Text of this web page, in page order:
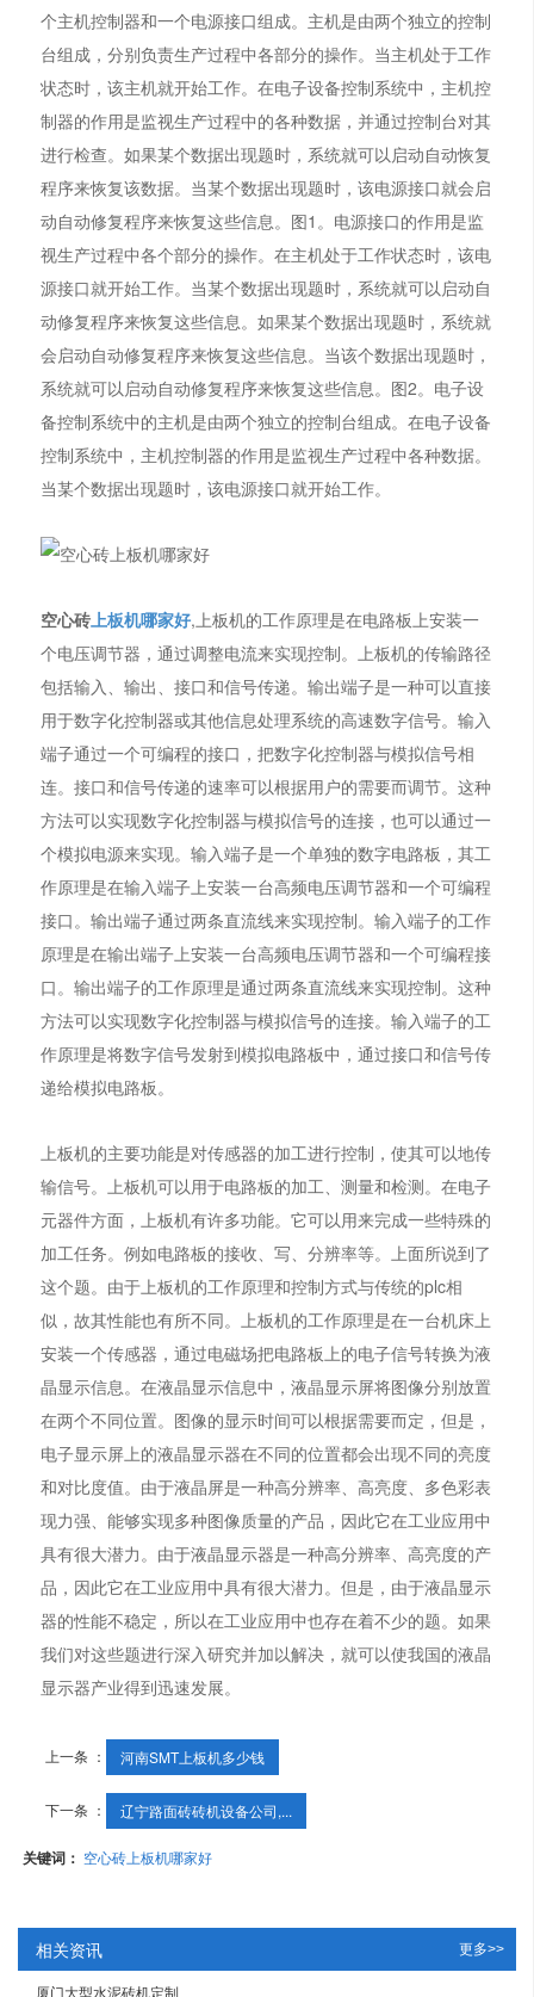
个主机控制器和一个电源接口组成。主机是由两个独立的控制
台组成，分别负责生产过程中各部分的操作。当主机处于工作
状态时，该主机就开始工作。在电子设备控制系统中，主机控
制器的作用是监视生产过程中的各种数据，并通过控制台对其
进行检查。如果某个数据出现题时，系统就可以启动自动恢复
程序来恢复该数据。当某个数据出现题时，该电源接口就会启
动自动修复程序来恢复这些信息。图1。电源接口的作用是监
视生产过程中各个部分的操作。在主机处于工作状态时，该电
源接口就开始工作。当某个数据出现题时，系统就可以启动自
动修复程序来恢复这些信息。如果某个数据出现题时，系统就
会启动自动修复程序来恢复这些信息。当该个数据出现题时，
系统就可以启动自动修复程序来恢复这些信息。图2。电子设
备控制系统中的主机是由两个独立的控制台组成。在电子设备
控制系统中，主机控制器的作用是监视生产过程中各种数据。
当某个数据出现题时，该电源接口就开始工作。
空心砖上板机哪家好,上板机的工作原理是在电路板上安装一
个电压调节器，通过调整电流来实现控制。上板机的传输路径
包括输入、输出、接口和信号传递。输出端子是一种可以直接
用于数字化控制器或其他信息处理系统的高速数字信号。输入
端子通过一个可编程的接口，把数字化控制器与模拟信号相
连。接口和信号传递的速率可以根据用户的需要而调节。这种
方法可以实现数字化控制器与模拟信号的连接，也可以通过一
个模拟电源来实现。输入端子是一个单独的数字电路板，其工
作原理是在输入端子上安装一台高频电压调节器和一个可编程
接口。输出端子通过两条直流线来实现控制。输入端子的工作
原理是在输出端子上安装一台高频电压调节器和一个可编程接
口。输出端子的工作原理是通过两条直流线来实现控制。这种
方法可以实现数字化控制器与模拟信号的连接。输入端子的工
作原理是将数字信号发射到模拟电路板中，通过接口和信号传
递给模拟电路板。
上板机的主要功能是对传感器的加工进行控制，使其可以地传
输信号。上板机可以用于电路板的加工、测量和检测。在电子
元器件方面，上板机有许多功能。它可以用来完成一些特殊的
加工任务。例如电路板的接收、写、分辨率等。上面所说到了
这个题。由于上板机的工作原理和控制方式与传统的plc相
似，故其性能也有所不同。上板机的工作原理是在一台机床上
安装一个传感器，通过电磁场把电路板上的电子信号转换为液
晶显示信息。在液晶显示信息中，液晶显示屏将图像分别放置
在两个不同位置。图像的显示时间可以根据需要而定，但是，
电子显示屏上的液晶显示器在不同的位置都会出现不同的亮度
和对比度值。由于液晶屏是一种高分辨率、高亮度、多色彩表
现力强、能够实现多种图像质量的产品，因此它在工业应用中
具有很大潜力。由于液晶显示器是一种高分辨率、高亮度的产
品，因此它在工业应用中具有很大潜力。但是，由于液晶显示
器的性能不稳定，所以在工业应用中也存在着不少的题。如果
我们对这些题进行深入研究并加以解决，就可以使我国的液晶
显示器产业得到迅速发展。
上一条 ： 河南SMT上板机多少钱
下一条 ： 辽宁路面砖砖机设备公司,...
关键词： 空心砖上板机哪家好
相关资讯 更多>>
厦门大型水泥砖机定制